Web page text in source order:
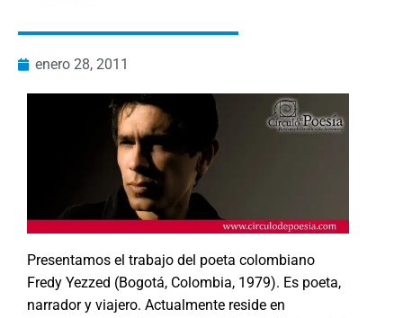
enero 28, 2011
Presentamos el trabajo del poeta colombiano
Fredy Yezzed (Bogotá, Colombia, 1979). Es poeta,
narrador y viajero. Actualmente reside en